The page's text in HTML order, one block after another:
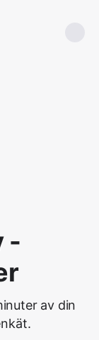
-
av din